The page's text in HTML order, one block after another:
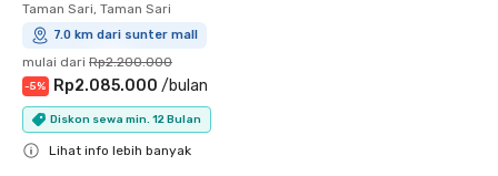
Taman Sari, Taman Sari
7.0 km dari sunter mall
mulai dari Rp2.200.000
-5% Rp2.085.000 /bulan
Diskon sewa min. 12 Bulan
Lihat info lebih banyak